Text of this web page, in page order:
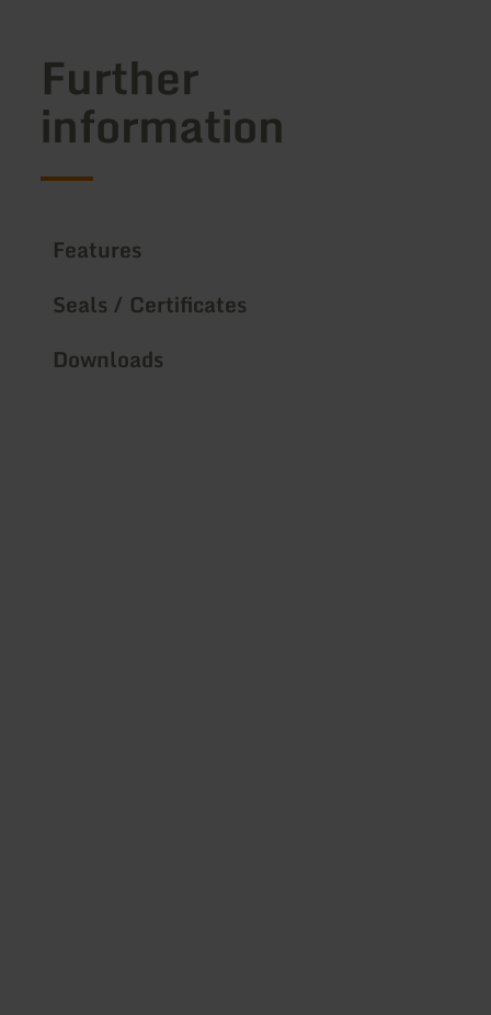
Further
information
Features
Seals / Certificates
Downloads